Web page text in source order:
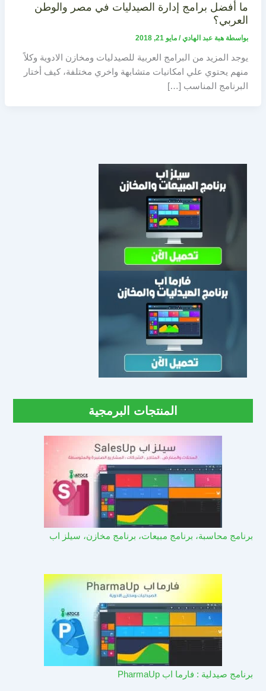
ما أفضل برامج إدارة الصيدليات في مصر والوطن
العربي؟
بواسطة هبة عبد الهادي/ مايو 21, 2018
يوجد المزيد من البرامج العربية للصيدليات ومخازن الادوية وكلاً
منهم يحتوي علي امكانيات متشابهة واخري مختلفة، كيف أختار
البرنامج المناسب […]
المنتجات البرمجية
برنامج محاسبة، برنامج مبيعات، برنامج مخازن، سيلز اب
برنامج صيدلية : فارما اب PharmaUp​